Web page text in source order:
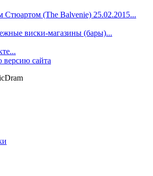
(The Balvenie) 25.02.2015...
виски-магазины (бары)...
сайта